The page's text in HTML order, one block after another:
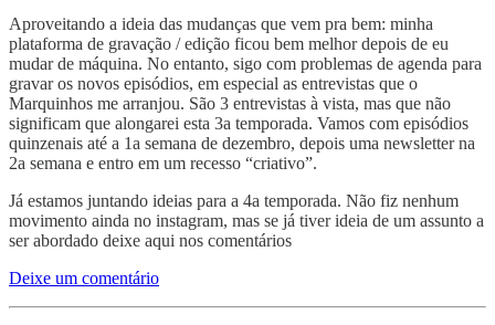
Aproveitando a ideia das mudanças que vem pra bem: minha
plataforma de gravação / edição ficou bem melhor depois de eu
mudar de máquina. No entanto, sigo com problemas de agenda para
gravar os novos episódios, em especial as entrevistas que o
Marquinhos me arranjou. São 3 entrevistas à vista, mas que não
significam que alongarei esta 3a temporada. Vamos com episódios
quinzenais até a 1a semana de dezembro, depois uma newsletter na
2a semana e entro em um recesso “criativo”.
Já estamos juntando ideias para a 4a temporada. Não fiz nenhum
movimento ainda no instagram, mas se já tiver ideia de um assunto a
ser abordado deixe aqui nos comentários
Deixe um comentário